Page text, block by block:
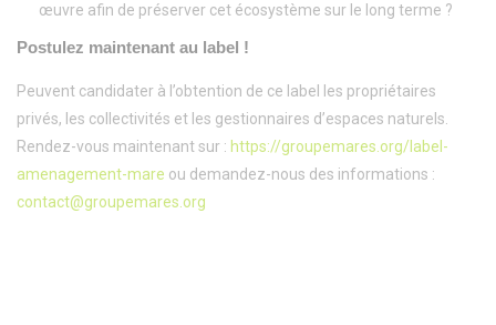
œuvre afin de préserver cet écosystème sur le long terme ?
Postulez maintenant au label !
Peuvent candidater à l’obtention de ce label les propriétaires
privés, les collectivités et les gestionnaires d’espaces naturels.
Rendez-vous maintenant sur : https://groupemares.org/label-
amenagement-mare ou demandez-nous des informations :
contact@groupemares.org